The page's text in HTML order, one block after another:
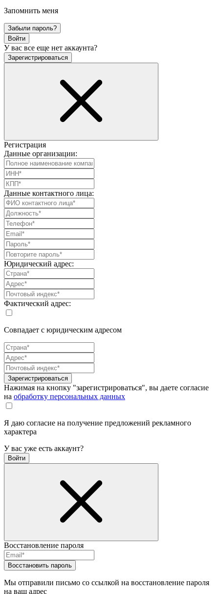
Запомнить меня
Забыли пароль?
Войти
У вас все еще нет аккаунта?
Зарегистрироваться
Регистрация
Данные организации:
Данные контактного лица:
Юридический адрес:
Фактический адрес:
Совпадает с юридическим адресом
Зарегистрироваться
Нажимая на кнопку "зарегистрироваться", вы даете согласие
на обработку персональных данных
Я даю согласие на получение предложений рекламного
характера
У вас уже есть аккаунт?
Войти
Восстановление пароля
Восстановить пароль
Мы отправили письмо со ссылкой на восстановление пароля
на ваш адрес